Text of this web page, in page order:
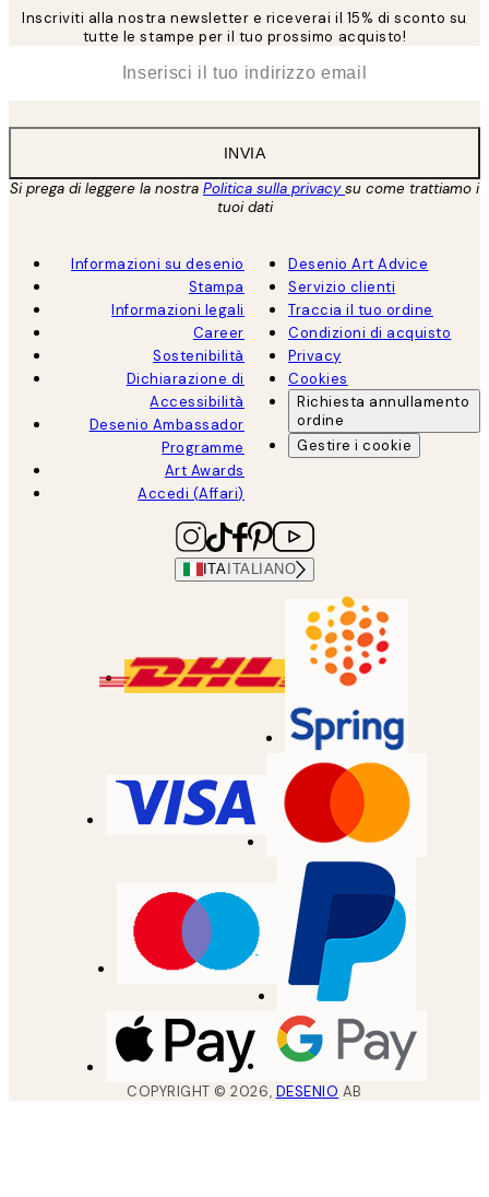
Inscriviti alla nostra newsletter e riceverai il 15% di sconto su
tutte le stampe per il tuo prossimo acquisto!
INVIA
Si prega di leggere la nostra Politica sulla privacysu come trattiamo i
tuoi dati
Informazioni su desenio
Stampa
Informazioni legali
Career
Sostenibilità
Dichiarazione di
Accessibilità
Desenio Ambassador
Programme
Art Awards
Accedi (Affari)
Desenio Art Advice
Servizio clienti
Traccia il tuo ordine
Condizioni di acquisto
Privacy
Cookies
Richiesta annullamento
ordine
Gestire i cookie
ITA ITALIANO
COPYRIGHT ©2026, DESENIO AB